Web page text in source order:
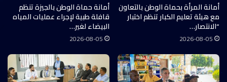
أمانة المرأة بحماة الوطن بالتعاون
مع هيئة تعليم الكبار تنظم اختبار
“الانتصار…
2026-08-05
أمانة حماة الوطن بالجيزة تنظم
قافلة طبية لإجراء عمليات المياه
البيضاء لغير…
2026-08-05